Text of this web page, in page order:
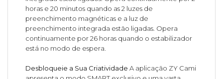
horas e 20 minutos quando as 2 luzes de
preenchimento magnéticas e a luz de
preenchimento integrada estão ligadas. Opera
continuamente por 26 horas quando o estabilizador
está no modo de espera.
Desbloqueie a Sua Criatividade A aplicação ZY Cami